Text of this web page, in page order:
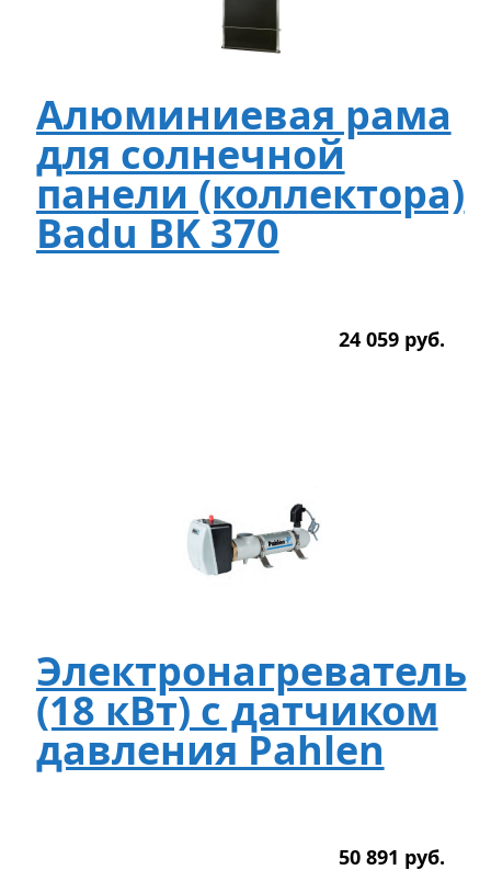
Алюминиевая рама
для солнечной
панели (коллектора)
Badu BK 370
24 059 руб.
Электронагреватель
(18 кВт) с датчиком
давления Pahlen
50 891 руб.